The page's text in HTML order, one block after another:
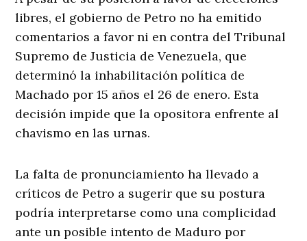
libres, el gobierno de Petro no ha emitido
comentarios a favor ni en contra del Tribunal
Supremo de Justicia de Venezuela, que
determinó la inhabilitación política de
Machado por 15 años el 26 de enero. Esta
decisión impide que la opositora enfrente al
chavismo en las urnas.
La falta de pronunciamiento ha llevado a
críticos de Petro a sugerir que su postura
podría interpretarse como una complicidad
ante un posible intento de Maduro por